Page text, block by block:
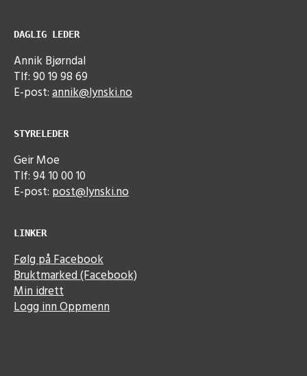
DAGLIG LEDER
Annik Bjørndal
Tlf: 90 19 98 69
E-post:annik@lynski.no
STYRELEDER
Geir Moe
Tlf: 94 10 00 10
E-post: post@lynski.no
LINKER
Følg på Facebook
Bruktmarked (Facebook)
Min idrett
Logg inn Oppmenn